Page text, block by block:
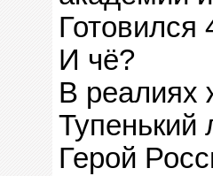
Готовился
И чё?
В реалиях
Тупенький
Герой